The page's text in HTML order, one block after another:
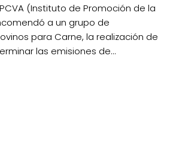
(Instituto de Promoción de la
a un grupo de
para Carne, la realización de
las emisiones de...